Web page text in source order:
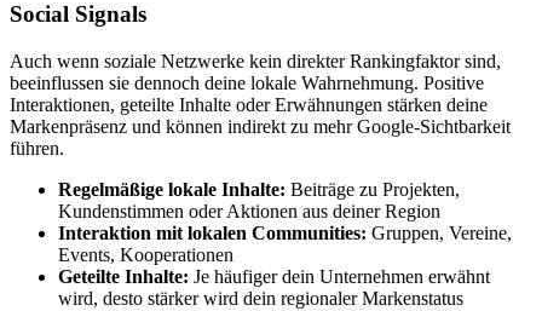
Social Signals
Auch wenn soziale Netzwerke kein direkter Rankingfaktor sind,
beeinflussen sie dennoch deine lokale Wahrnehmung. Positive
Interaktionen, geteilte Inhalte oder Erwähnungen stärken deine
Markenpräsenz und können indirekt zu mehr Google-Sichtbarkeit
führen.
Regelmäßige lokale Inhalte: Beiträge zu Projekten,
Kundenstimmen oder Aktionen aus deiner Region
Interaktion mit lokalen Communities: Gruppen, Vereine,
Events, Kooperationen
Geteilte Inhalte: Je häufiger dein Unternehmen erwähnt
wird, desto stärker wird dein regionaler Markenstatus